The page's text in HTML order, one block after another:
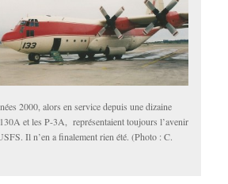
2000, alors en service depuis une dizaine
et les P-3A, représentaient toujours l’avenir
Il n’en a finalement rien été. (Photo : C.